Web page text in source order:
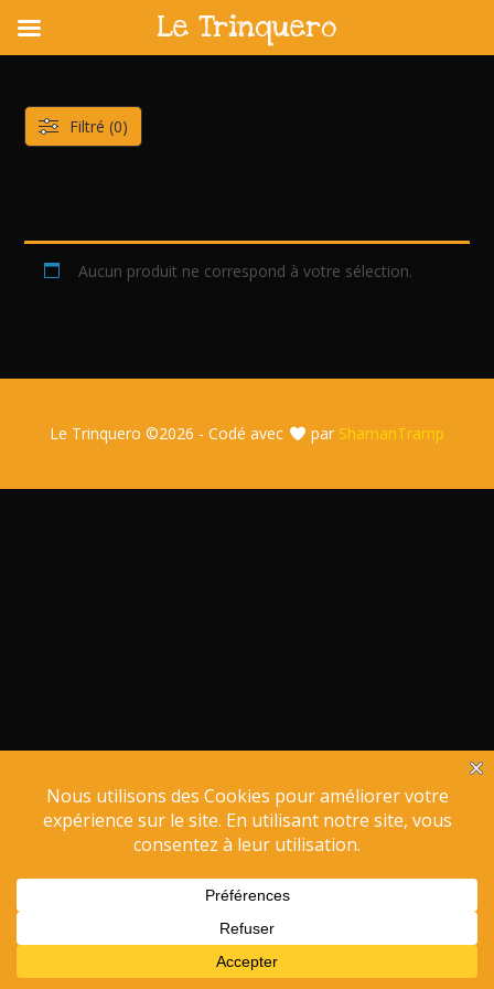
content
Aucun produit ne correspond à votre sélection.
Filtré (0)
Le Trinquero ©2026 - Codé avec par ShamanTramp
Le Trinquero